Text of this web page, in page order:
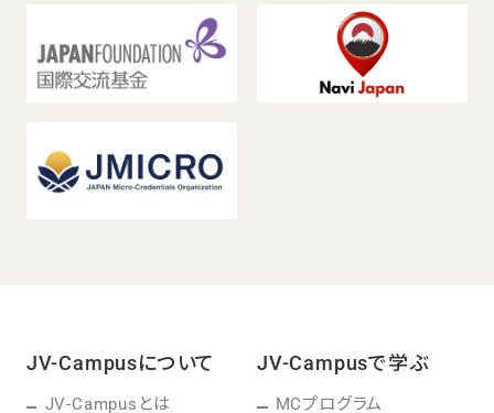
JV-Campusについて
JV-Campusとは
JV-Campusで学ぶ
MCプログラム